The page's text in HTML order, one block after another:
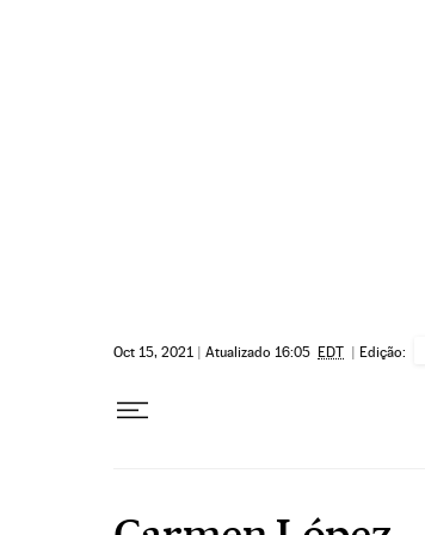
Oct 15, 2021 | Atualizado 16:05 EDT | Edição: